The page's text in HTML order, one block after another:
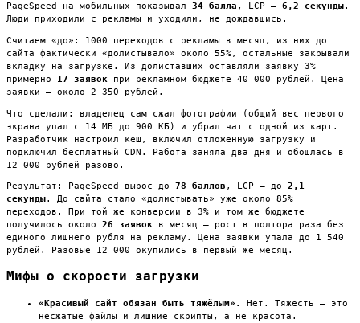
PageSpeed на мобильных показывал 34 балла , LCP — 6,2 секунды.
Люди приходили с рекламы и уходили, не дождавшись.
Считаем «до»: 1000 переходов с рекламы в месяц, из них до
сайта фактически «долистывало» около 55%, остальные закрывали
вкладку на загрузке. Из долиставших оставляли заявку 3% —
примерно 17 заявок при рекламном бюджете 40 000 рублей. Цена
заявки — около 2 350 рублей.
Что сделали: владелец сам сжал фотографии (общий вес первого
экрана упал с 14 МБ до 900 КБ) и убрал чат с одной из карт.
Разработчик настроил кеш, включил отложенную загрузку и
подключил бесплатный CDN. Работа заняла два дня и обошлась в
12 000 рублей разово.
Результат: PageSpeed вырос до 78 баллов , LCP — до 2,1
секунды. До сайта стало «долистывать» уже около 85%
переходов. При той же конверсии в 3% и том же бюджете
получилось около 26 заявок в месяц — рост в полтора раза без
единого лишнего рубля на рекламу. Цена заявки упала до 1 540
рублей. Разовые 12 000 окупились в первый же месяц.
Мифы о скорости загрузки
«Красивый сайт обязан быть тяжёлым».
Нет. Тяжесть — это
несжатые файлы и лишние скрипты, а не красота.